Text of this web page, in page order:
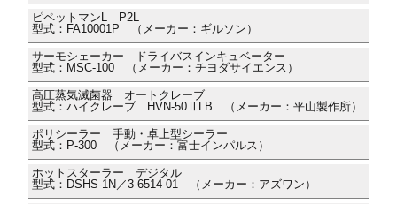
ピペットマンL P2L
型式：FA10001P （メーカー：ギルソン）
サーモシェーカー ドライバスインキュベーター
型式：MSC-100 （メーカー：チヨダサイエンス）
高圧蒸気滅菌器 オートクレーブ
型式：ハイクレーブ HVN-50ⅡLB （メーカー：平山製作所）
ポリシーラー 手動・卓上型シーラー
型式：P-300 （メーカー：富士インパルス）
ホットスターラー デジタル
型式：DSHS-1N／3-6514-01 （メーカー：アズワン）